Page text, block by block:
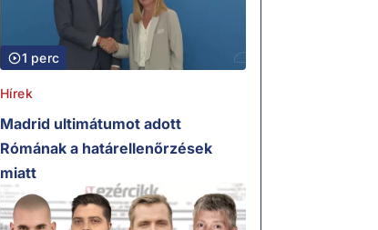
1 perc
Hírek
Madrid ultimátumot adott
Rómának a határellenőrzések
miatt